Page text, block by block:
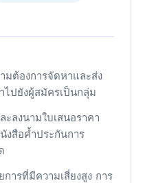
มต้องการจัดหาและส่ง
ไปยังผู้สมัครเป็นกลุ่ม
ลงนามใบเสนอราคา
งสือค้ำประกันการ
ารที่มีความเสี่ยงสูง การ